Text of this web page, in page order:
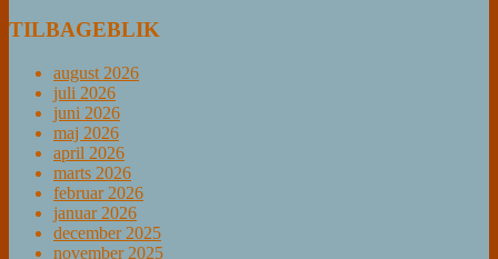
TILBAGEBLIK
august 2026
juli 2026
juni 2026
maj 2026
april 2026
marts 2026
februar 2026
januar 2026
december 2025
november 2025